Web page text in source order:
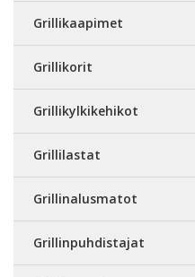
Grillikaapimet
Grillikorit
Grillikylkikehikot
Grillilastat
Grillinalusmatot
Grillinpuhdistajat